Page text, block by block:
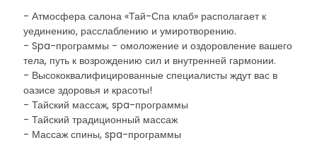
- Атмосфера салона «Тай-Спа клаб» располагает к
уединению, расслаблению и умиротворению.
- Spa-программы - омоложение и оздоровление вашего
тела, путь к возрождению сил и внутренней гармонии.
- Высококвалифицированные специалисты ждут вас в
оазисе здоровья и красоты!
- Тайский массаж, spa-программы
- Тайский традиционный массаж
- Массаж спины, spa-программы